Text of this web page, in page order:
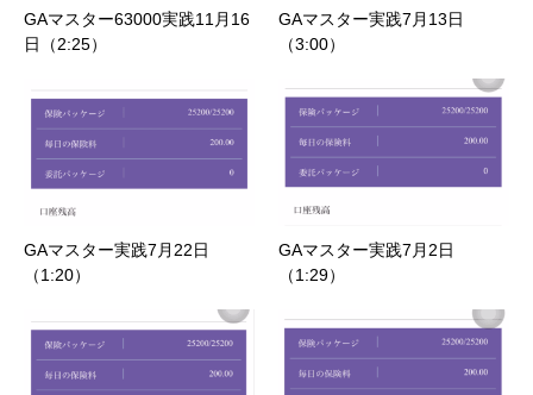
GAマスター63000実践11月16
日（2:25）
GAマスター実践7月13日
（3:00）
GAマスター実践7月22日
（1:20）
GAマスター実践7月2日
（1:29）